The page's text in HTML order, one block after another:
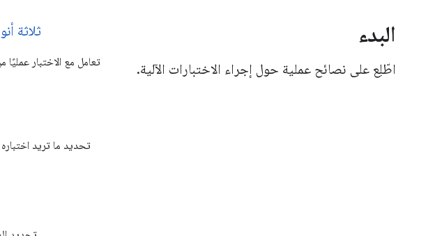
البدء
اطّلِع على نصائح عملية حول إجراء الاختبارات الآلية.
ثلاثة
تعامل مع الاختبار
تحديد ما تريد